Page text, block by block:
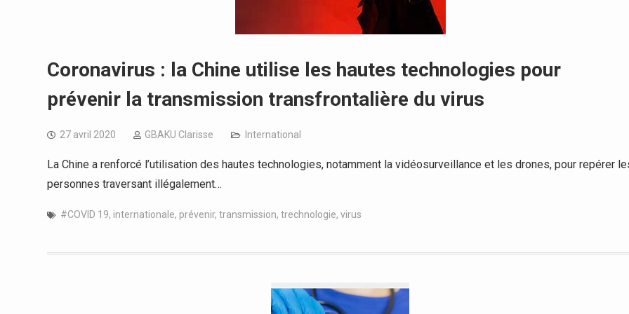
Coronavirus : la Chine utilise les hautes technologies pour
prévenir la transmission transfrontalière du virus
27 avril 2020 GBAKU Clarisse International
La Chine a renforcé l’utilisation des hautes technologies, notamment la vidéosurveillance et les drones, pour repérer
personnes traversant illégalement…
#COVID 19, internationale, prévenir, transmission, trechnologie, virus